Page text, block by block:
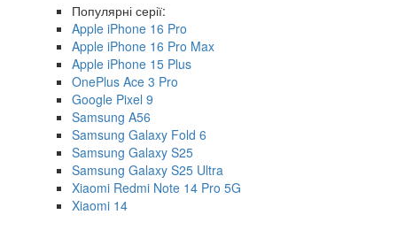
Популярні серії:
Apple iPhone 16 Pro
Apple iPhone 16 Pro Max
Apple iPhone 15 Plus
OnePlus Ace 3 Pro
Google Pixel 9
Samsung A56
Samsung Galaxy Fold 6
Samsung Galaxy S25
Samsung Galaxy S25 Ultra
Xiaomi Redmi Note 14 Pro 5G
Xiaomi 14